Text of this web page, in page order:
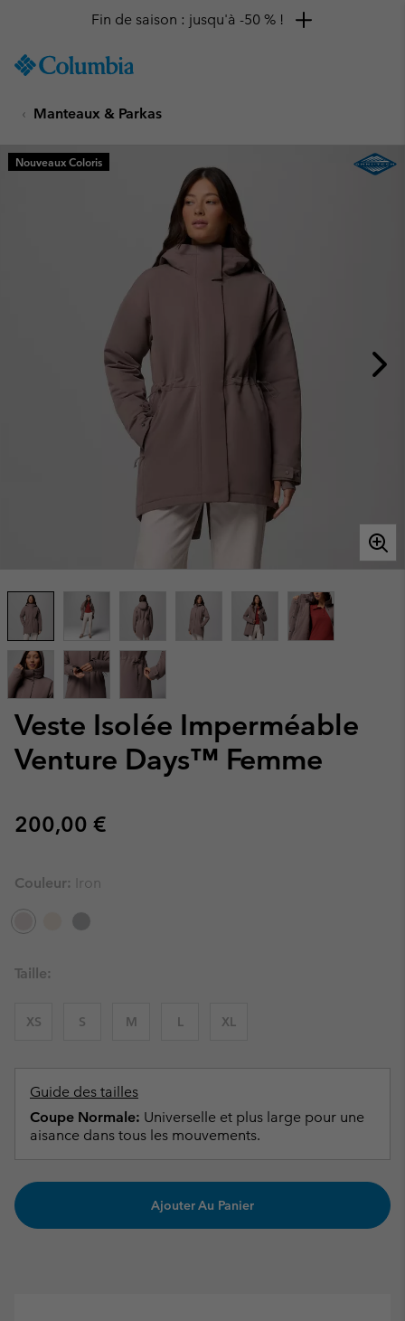
TO
SKIP
MAIN
NAV
Fin de saison : jusqu'à -50 % !
Manteaux & Parkas
Veste Isolée Imperméable
Venture Days™ Femme
Regular price:
200,00 €
Nouveaux Coloris
Couleur: Iron
Taille:
XS S M L XL
Guide des tailles
Coupe Normale: Universelle et plus large pour une
aisance dans tous les mouvements.
Ajouter Au Panier